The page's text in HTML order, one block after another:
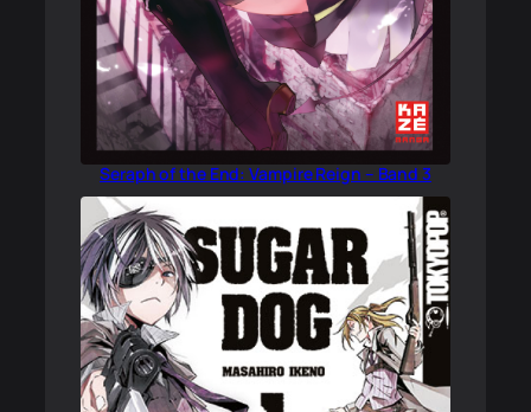
Seraph of the End: Vampire Reign – Band 3